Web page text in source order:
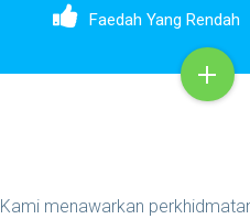
Faedah Yang Rendah
Kami menawarkan